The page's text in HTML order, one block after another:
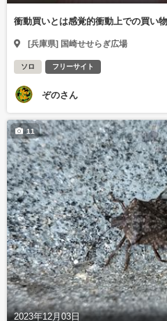
衝動買いとは感覚的衝動上での買い
[兵庫県] 国崎せせらぎ広場
ソロ フリーサイト
ぞのさん
2023年12月03日
11